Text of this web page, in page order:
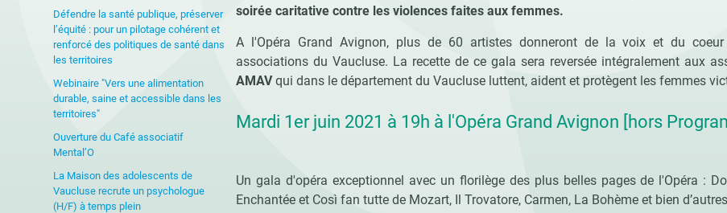
Défendre la santé publique, préserver
l’équité : pour un pilotage cohérent et
renforcé des politiques de santé dans
les territoires
Webinaire "Vers une alimentation
durable, saine et accessible dans les
territoires"
Ouverture du Café associatif
Mental’O
La Maison des adolescents de
Vaucluse recrute un psychologue
(H/F) à temps plein
soirée caritative contre les violences faites aux femmes.
A l'Opéra Grand Avignon, plus de 60 artistes donneront de la voix et du
associations du Vaucluse. La recette de ce gala sera reversée intégralement aux
AMAVqui dans le département du Vaucluse luttent, aident et protègent les femmes
Mardi 1er juin 2021 à 19h à l'Opéra Grand Avignon [hors
Un gala d'opéra exceptionnel avec un florilège des plus belles pages de l'Opéra :
Enchantée et Così fan tutte de Mozart, Il Trovatore, Carmen, La Bohème et bien